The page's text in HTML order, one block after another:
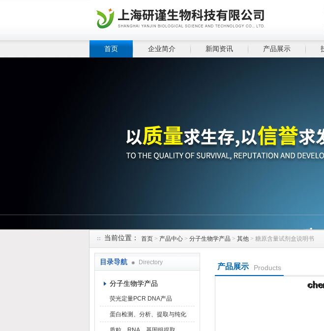
首页 企业简介 新闻资讯 产品展示
当前位置： 首页 > 产品中心 > 分子生物学产品 > 其他 > 糖原含量试剂盒说明书
目录导航 Directory
分子生物学产品
荧光定量PCR DNA产品
蛋白检测、分析、提取与纯化
产品展示 Products